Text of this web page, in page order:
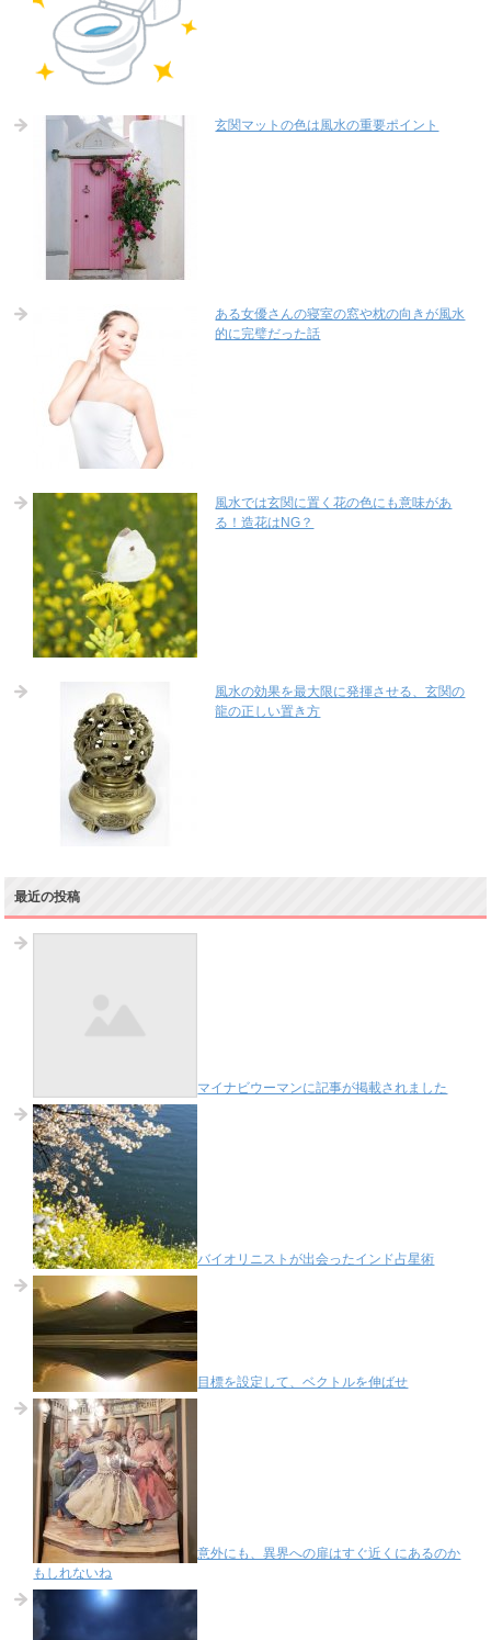
玄関マットの色は風水の重要ポイント
ある女優さんの寝室の窓や枕の向きが風水
的に完璧だった話
風水では玄関に置く花の色にも意味があ
る！造花はNG？
風水の効果を最大限に発揮させる、玄関の
龍の正しい置き方
最近の投稿
マイナビウーマンに記事が掲載されました
バイオリニストが出会ったインド占星術
目標を設定して、ベクトルを伸ばせ
意外にも、異界への扉はすぐ近くにあるのか
もしれないね